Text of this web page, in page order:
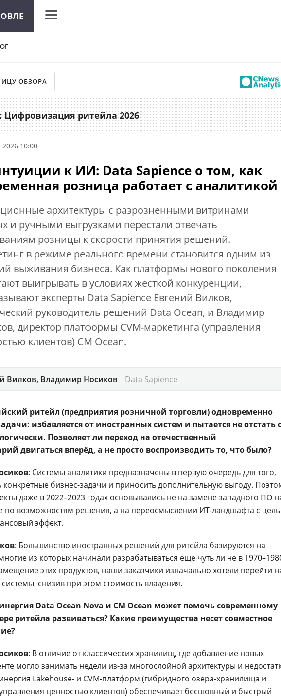
Конференции
Маркет
Техника
ТВ
ОБЗОРА
Цифровизация ритейла 2026
10:00
к ИИ: Data Sapience о том, как
розница работает с аналитикой
архитектуры с разрозненными витринами
и ручными выгрузками перестали отвечать
розницы к скорости принятия решений.
в режиме реального времени становится одним из
выживания бизнеса. Как платформы нового поколения
выигрывать в условиях жесткой конкуренции,
эксперты Data Sapience Евгений Вилков,
руководитель решений Data Ocean, и Владимир
директор платформы CVM-маркетинга (управления
клиентов) CM Ocean.
Вилков, Владимир Носиков Data Sapience
ритейл (предприятия розничной торговли) одновременно
избавляется от иностранных систем и пытается не отстать
Позволяет ли переход на отечественный
двигаться вперёд, а не просто воспроизводить то, что было?
: Системы аналитики предназначены в первую очередь для того,
бизнес-задачи и приносить дополнительную выгоду.
даже в 2022–2023 годах основывались не на замене западного ПО
по возможностям решения, а на переосмыслении ИТ-ландшафта с
эффект.
: Большинство иностранных решений для ритейла базируются на
из которых начинали разрабатываться еще чуть ли не в
этих продуктов, наши заказчики изначально хотели перейти
снизив при этом стоимость владения.
Data Ocean Nova и CM Ocean может помочь современному
ритейла развиваться? Какие преимущества несет совместное
: В отличие от классических хранилищ, где добавление новых
могло занимать недели из-за многослойной архитектуры и
Lakehouse- и CVM-платформ (гибридного озера-хранилища и
ценностью клиентов) обеспечивает бесшовный и быстрый